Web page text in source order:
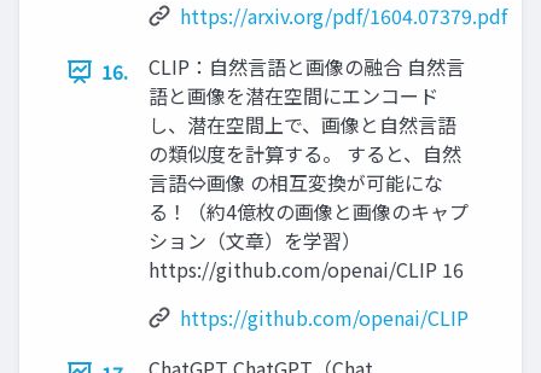
https://arxiv.org/pdf/1604.07379.pdf
16.
CLIP：自然言語と画像の融合 自然言
語と画像を潜在空間にエンコード
し、潜在空間上で、画像と自然言語
の類似度を計算する。 すると、自然
言語⇔画像 の相互変換が可能にな
る！（約4億枚の画像と画像のキャプ
ション（文章）を学習）
https://github.com/openai/CLIP 16
https://github.com/openai/CLIP